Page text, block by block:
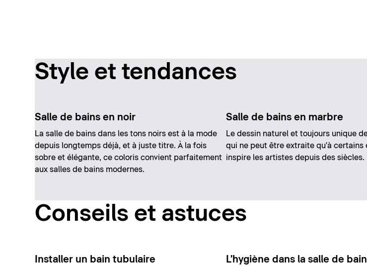
Style et tendances
Salle de bains en noir
La salle de bains dans les tons noirs est à la mode
depuis longtemps déjà, et à juste titre. À la fois
sobre et élégante, ce coloris convient parfaitement
aux salles de bains modernes.
Salle de bains en marbre
Le dessin naturel et toujours unique
qui ne peut être extraite qu'à certains
inspire les artistes depuis des siècles.
Conseils et astuces
Installer un bain tubulaire L'hygiène dans la salle de